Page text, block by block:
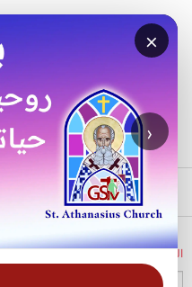
×
›
الرئيسية